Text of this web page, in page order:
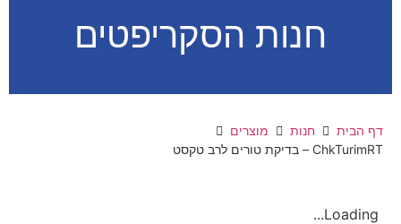
חנות הסקריפטים
דף הבית חנות
מוצרים
ChkTurimRT – בדיקת טורים לרב טקסט
Loading...